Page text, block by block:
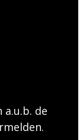
de